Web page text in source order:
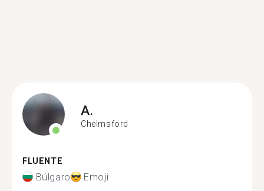
A.
Chelmsford
FLUENTE
Búlgaro Emoji